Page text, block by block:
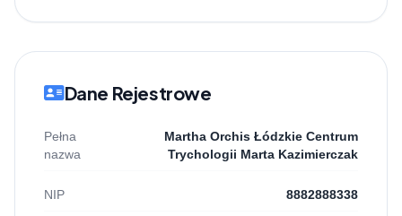
Dane Rejestrowe
Pełna
nazwa
Martha Orchis Łódzkie Centrum
Trychologii Marta Kazimierczak
NIP 8882888338